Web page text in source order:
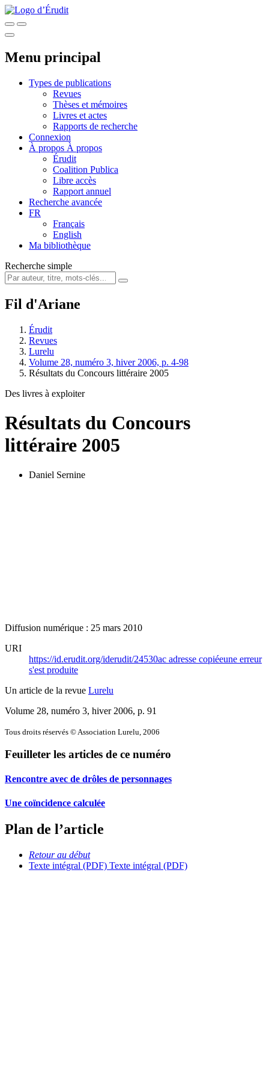
Menu principal
Types de publications
Revues
Thèses et mémoires
Livres et actes
Rapports de recherche
Connexion
À propos À propos
Érudit
Coalition Publica
Libre accès
Rapport annuel
Recherche avancée
FR
Français
English
Ma bibliothèque
Recherche simple
Fil d'Ariane
Érudit
Revues
Lurelu
Volume 28, numéro 3, hiver 2006, p. 4-98
Résultats du Concours littéraire 2005
Des livres à exploiter
Résultats du Concours
littéraire 2005
Daniel Sernine
Diffusion numérique : 25 mars 2010
URI
https://id.erudit.org/iderudit/24530ac adresse copiéeune erreur
s'est produite
Un article de la revue Lurelu
Volume 28, numéro 3, hiver 2006, p. 91
Tous droits réservés © Association Lurelu, 2006
Feuilleter les articles de ce numéro
Rencontre avec de drôles de personnages
Une coïncidence calculée
Plan de l’article
Retour au début
Texte intégral (PDF) Texte intégral (PDF)